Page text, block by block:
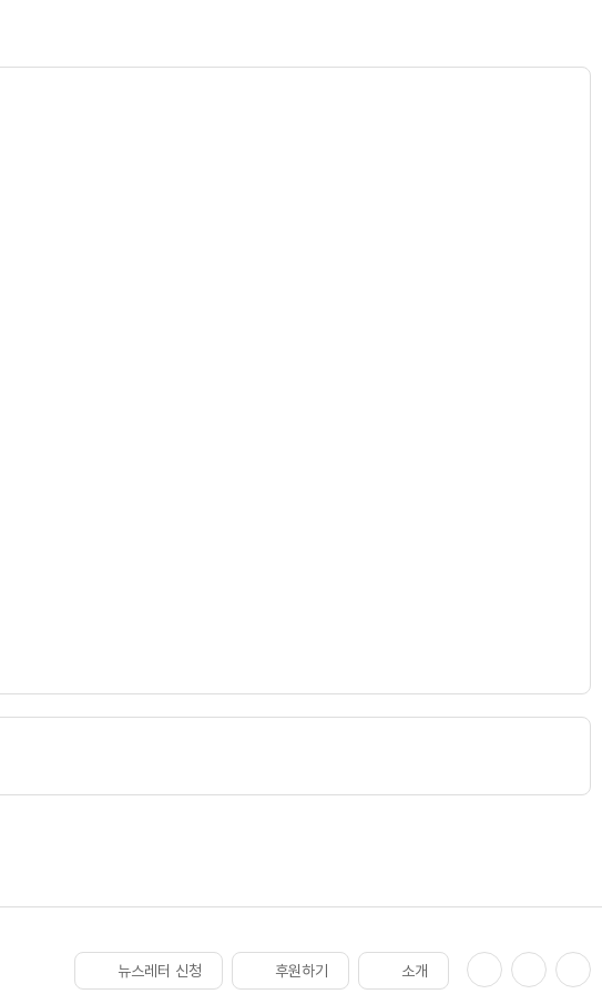
뉴스레터 신청 후원하기 소개